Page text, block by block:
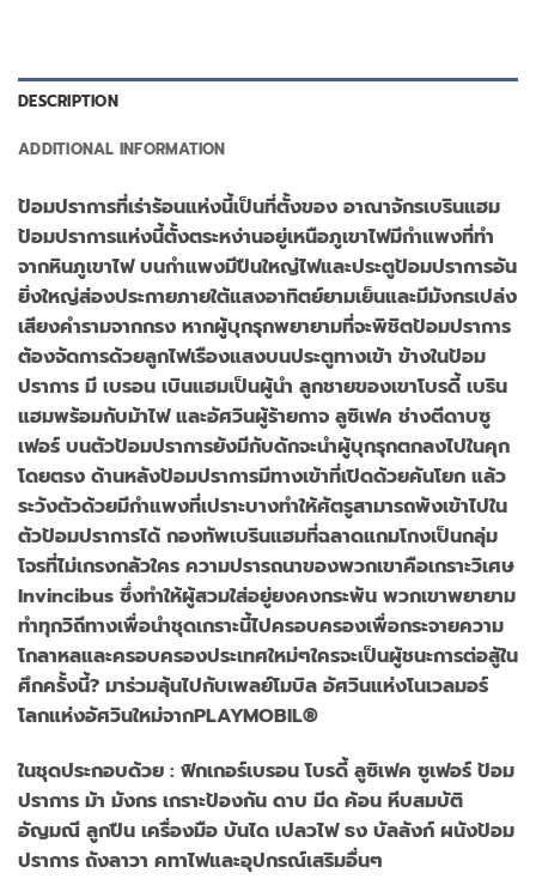
DESCRIPTION
ADDITIONAL INFORMATION
ป้อมปราการที่เร่าร้อนแห่งนี้เป็นที่ตั้งของ อาณาจักรเบรินแฮม
ป้อมปราการแห่งนี้ตั้งตระหง่านอยู่เหนือภูเขาไฟมีกำแพงที่ทำ
จากหินภูเขาไฟ บนกำแพงมีปืนใหญ่ไฟและประตูป้อมปราการอัน
ยิ่งใหญ่ส่องประกายภายใต้แสงอาทิตย์ยามเย็นและมีมังกรเปล่ง
เสียงคำรามจากกรง หากผู้บุกรุกพยายามที่จะพิชิตป้อมปราการ
ต้องจัดการด้วยลูกไฟเรืองแสงบนประตูทางเข้า ข้างในป้อม
ปราการ มี เบรอน เบินแฮมเป็นผู้นำ ลูกชายของเขาโบรดี้ เบริน
แฮมพร้อมกับม้าไฟ และอัศวินผู้ร้ายกาจ ลูซิเฟค ช่างตีดาบซู
เฟอร์ บนตัวป้อมปราการยังมีกับดักจะนำผู้บุกรุกตกลงไปในคุก
โดยตรง ด้านหลังป้อมปราการมีทางเข้าที่เปิดด้วยคันโยก แล้ว
ระวังตัวด้วยมีกำแพงที่เปราะบางทำให้ศัตรูสามารถพังเข้าไปใน
ตัวป้อมปราการได้ กองทัพเบรินแฮมที่ฉลาดแกมโกงเป็นกลุ่ม
โจรที่ไม่เกรงกลัวใคร ความปรารถนาของพวกเขาคือเกราะวิเศษ
Invincibus ซึ่งทำให้ผู้สวมใส่อยู่ยงคงกระพัน พวกเขาพยายาม
ทำทุกวิถีทางเพื่อนำชุดเกราะนี้ไปครอบครองเพื่อกระจายความ
โกลาหลและครอบครองประเทศใหม่ๆใครจะเป็นผู้ชนะการต่อสู้ใน
ศึกครั้งนี้? มาร่วมลุ้นไปกับเพลย์โมบิล อัศวินแห่งโนเวลมอร์
โลกแห่งอัศวินใหม่จากPLAYMOBIL®
ในชุดประกอบด้วย : ฟิกเกอร์เบรอน โบรดี้ ลูซิเฟค ซูเฟอร์ ป้อม
ปราการ ม้า มังกร เกราะป้องกัน ดาบ มีด ค้อน หีบสมบัติ
อัญมณี ลูกปืน เครื่องมือ บันได เปลวไฟ ธง บัลลังก์ ผนังป้อม
ปราการ ถังลาวา คทาไฟและอุปกรณ์เสริมอื่นๆ